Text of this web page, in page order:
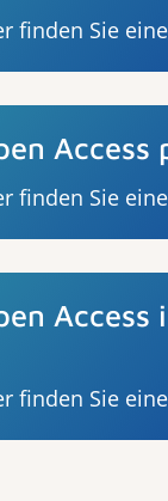
finden Sie
Access
finden Sie
finden Sie